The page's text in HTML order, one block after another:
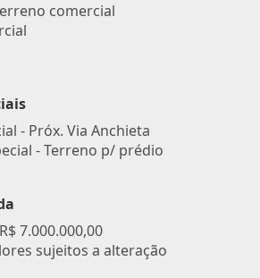
comercial
- Próx. Via Anchieta
- Terreno p/ prédio
R$ 7.000.000,00
sujeitos a alteração